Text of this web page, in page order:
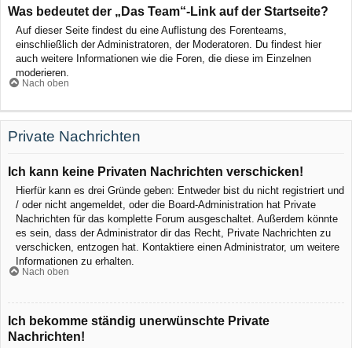
Was bedeutet der „Das Team“-Link auf der Startseite?
Auf dieser Seite findest du eine Auflistung des Forenteams,
einschließlich der Administratoren, der Moderatoren. Du findest hier
auch weitere Informationen wie die Foren, die diese im Einzelnen
moderieren.
Nach oben
Private Nachrichten
Ich kann keine Privaten Nachrichten verschicken!
Hierfür kann es drei Gründe geben: Entweder bist du nicht registriert und
/ oder nicht angemeldet, oder die Board-Administration hat Private
Nachrichten für das komplette Forum ausgeschaltet. Außerdem könnte
es sein, dass der Administrator dir das Recht, Private Nachrichten zu
verschicken, entzogen hat. Kontaktiere einen Administrator, um weitere
Informationen zu erhalten.
Nach oben
Ich bekomme ständig unerwünschte Private
Nachrichten!